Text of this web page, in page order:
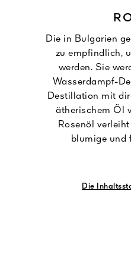
Die in Bulgarien
zu empfindlich,
werden. Sie
Wasserdampf-
Destillation mit
ätherischem Öl
Rosenöl
blumige und
Die